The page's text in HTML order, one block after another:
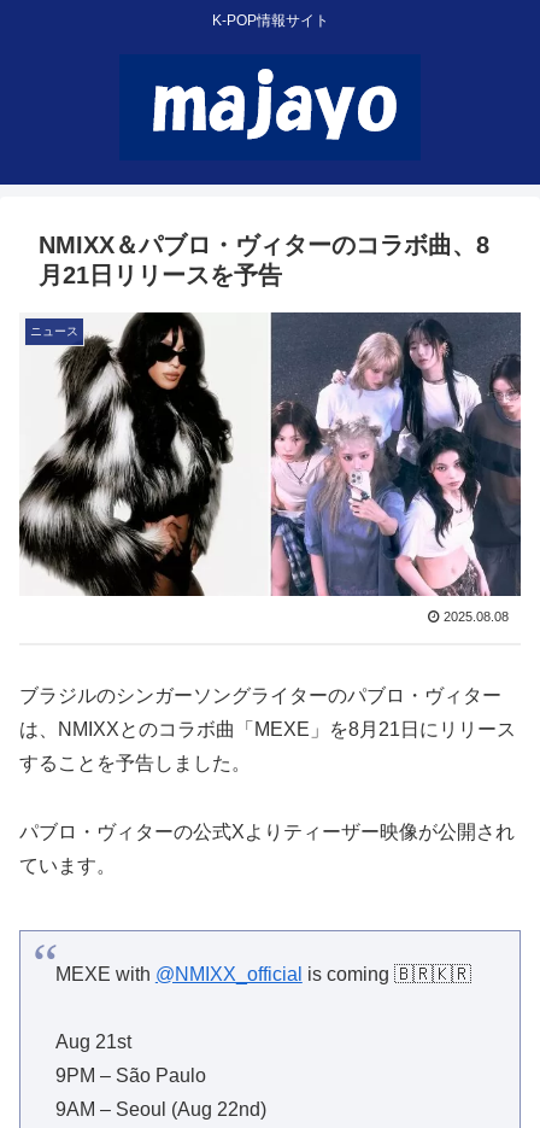
K-POP情報サイト
NMIXX＆パブロ・ヴィターのコラボ曲、8
月21日リリースを予告
ニュース
2025.08.08
ブラジルのシンガーソングライターのパブロ・ヴィター
は、NMIXXとのコラボ曲「MEXE」を8月21日にリリース
することを予告しました。
パブロ・ヴィターの公式Xよりティーザー映像が公開され
ています。
MEXE with @NMIXX_official is coming 🇧🇷🇰🇷
Aug 21st
9PM – São Paulo
9AM – Seoul (Aug 22nd)